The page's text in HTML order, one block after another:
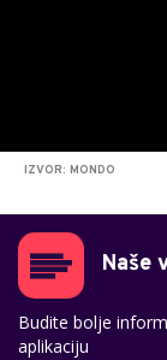
IZVOR: MONDO
Naše
Budite bolje
aplikaciju